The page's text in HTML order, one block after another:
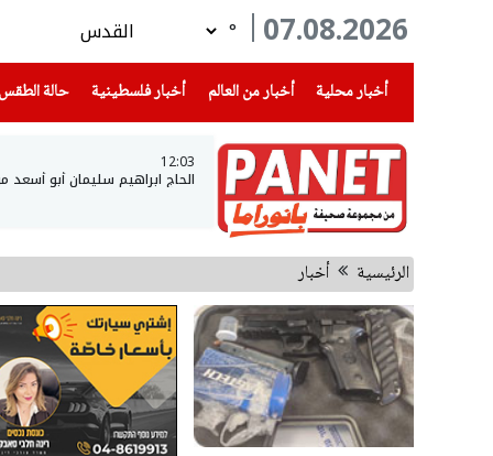
07.08.2026
°
أخبار محلية
(current) أخبار من العالم أخبار فلسطينية(current) حالة الطقس
12:03
الحاج ابراهيم سليمان أبو
الرئيسية أخبار